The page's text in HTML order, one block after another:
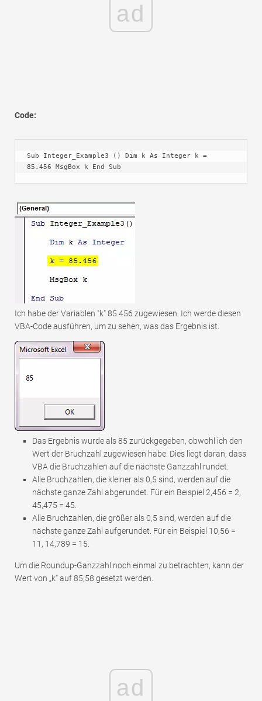
ad
Code:
Sub Integer_Example3 () Dim k As Integer k =
85.456 MsgBox k End Sub
Ich habe der Variablen "k" 85.456 zugewiesen. Ich werde diesen
VBA-Code ausführen, um zu sehen, was das Ergebnis ist.
Das Ergebnis wurde als 85 zurückgegeben, obwohl ich den
Wert der Bruchzahl zugewiesen habe. Dies liegt daran, dass
VBA die Bruchzahlen auf die nächste Ganzzahl rundet.
Alle Bruchzahlen, die kleiner als 0,5 sind, werden auf die
nächste ganze Zahl abgerundet. Für ein Beispiel 2,456 = 2,
45,475 = 45.
Alle Bruchzahlen, die größer als 0,5 sind, werden auf die
nächste ganze Zahl aufgerundet. Für ein Beispiel 10,56 =
11, 14,789 = 15.
Um die Roundup-Ganzzahl noch einmal zu betrachten, kann der
Wert von „k“ auf 85,58 gesetzt werden.
ad